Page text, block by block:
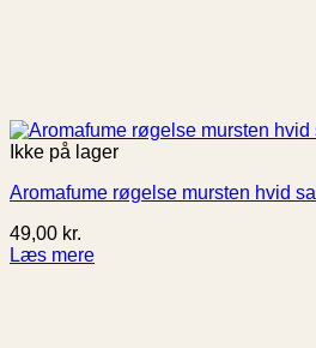
Ikke på lager
Aromafume røgelse mursten hvid
49,00 kr.
Læs mere